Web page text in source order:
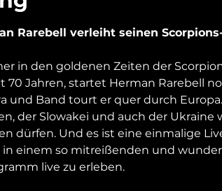
Rarebell verleiht seinen
in den goldenen Zeiten der
Jahren, startet Herman Rarebell
und Band tourt er quer durch
der Slowakei und auch der
dürfen. Und es ist eine einmalige
in einem so mitreißenden und
live zu erleben.